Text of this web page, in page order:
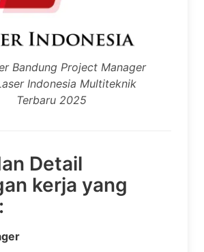
Bandung Project Manager
Indonesia Multiteknik
Terbaru 2025
Detail
kerja yang